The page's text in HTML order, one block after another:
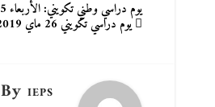
تصفّح
المقالات
يوم دراسي وطني تكويني: الأربعاء 15 ماي 2019
يوم دراسي تكويني 26 ماي 2019
By IEPS